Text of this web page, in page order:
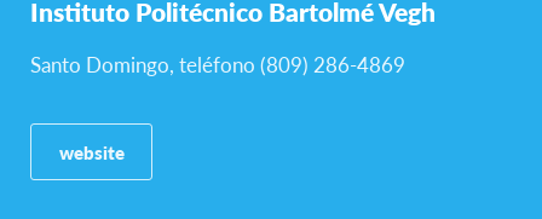
Instituto Politécnico Bartolmé Vegh
Santo Domingo, teléfono (809) 286-4869
website